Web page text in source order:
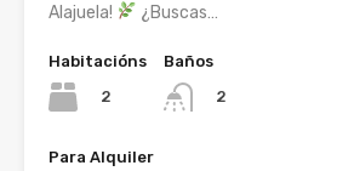
Alajuela!
¿Buscas…
Habitacións
2
Baños
2
Para Alquiler